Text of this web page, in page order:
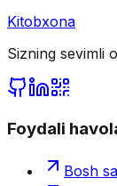
Kitobxona
Sizning sevimli
Foydali
Bosh